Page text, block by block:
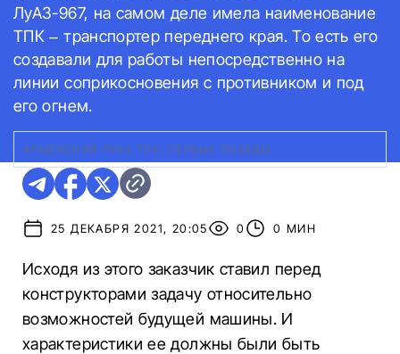
ЛуАЗ-967, на самом деле имела наименование
ТПК – транспортер переднего края. То есть его
создавали для работы непосредственно на
линии соприкосновения с противником и под
его огнем.
АРМЕЙСКИЙ ЛУАЗ ТПК: ПЕРВЫЕ ПОБЕДЫ
25 ДЕКАБРЯ 2021, 20:05 0 0 МИН
Исходя из этого заказчик ставил перед
конструкторами задачу относительно
возможностей будущей машины. И
характеристики ее должны были быть